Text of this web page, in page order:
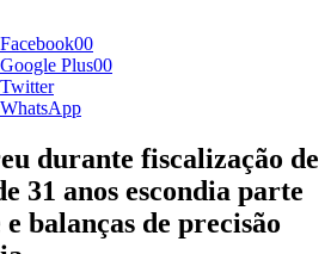
00
00
durante fiscalização de
31 anos escondia parte
balanças de precisão